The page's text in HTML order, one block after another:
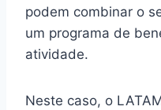
podem combinar o
um programa de
atividade.
Neste caso, o